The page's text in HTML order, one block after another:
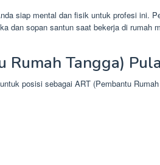
siap mental dan fisik untuk profesi ini.
dan sopan santun saat bekerja di
Rumah Tangga)
posisi sebagai ART (Pembantu